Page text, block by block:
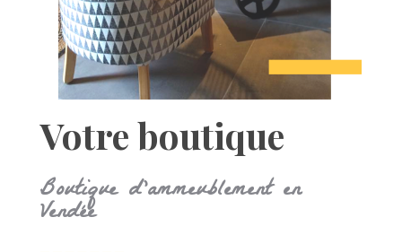
Votre boutique
Boutique d’ammeublement en
Vendée